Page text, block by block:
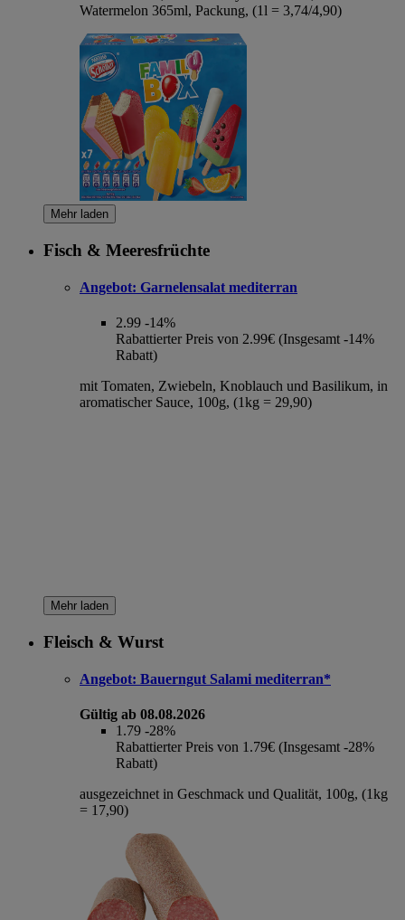
Watermelon 365ml, Packung, (1l = 3,74/4,90)
Mehr laden
Fisch & Meeresfrüchte
Angebot: Garnelensalat mediterran
2.99 -14%
Rabattierter Preis von 2.99€ (Insgesamt -14%
Rabatt)
mit Tomaten, Zwiebeln, Knoblauch und Basilikum, in
aromatischer Sauce, 100g, (1kg = 29,90)
Mehr laden
Fleisch & Wurst
Angebot: Bauerngut Salami mediterran*
Gültig ab 08.08.2026
1.79 -28%
Rabattierter Preis von 1.79€ (Insgesamt -28%
Rabatt)
ausgezeichnet in Geschmack und Qualität, 100g, (1kg
= 17,90)